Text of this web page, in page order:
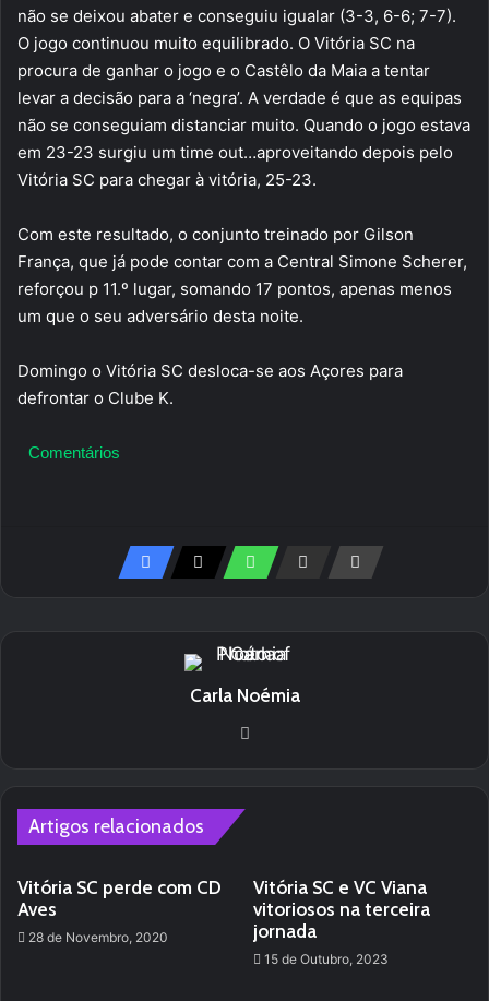
não se deixou abater e conseguiu igualar (3-3, 6-6; 7-7).
O jogo continuou muito equilibrado. O Vitória SC na
procura de ganhar o jogo e o Castêlo da Maia a tentar
levar a decisão para a ‘negra’. A verdade é que as equipas
não se conseguiam distanciar muito. Quando o jogo estava
em 23-23 surgiu um time out…aproveitando depois pelo
Vitória SC para chegar à vitória, 25-23.
Com este resultado, o conjunto treinado por Gilson
França, que já pode contar com a Central Simone Scherer,
reforçou p 11.º lugar, somando 17 pontos, apenas menos
um que o seu adversário desta noite.
Domingo o Vitória SC desloca-se aos Açores para
defrontar o Clube K.
Comentários
Carla Noémia
Artigos relacionados
Vitória SC perde com CD
Aves
28 de Novembro, 2020
Vitória SC e VC Viana
vitoriosos na terceira
jornada
15 de Outubro, 2023